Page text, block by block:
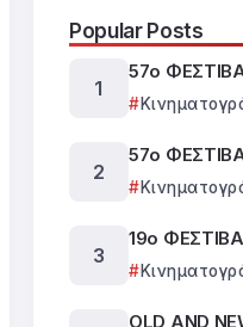
Popular Posts
57ο
57ο
19ο
OLD AND